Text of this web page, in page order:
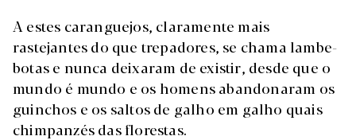
A estes caranguejos, claramente mais
rastejantes do que trepadores, se chama lambe-
botas e nunca deixaram de existir, desde que o
mundo é mundo e os homens abandonaram os
guinchos e os saltos de galho em galho quais
chimpanzés das florestas.